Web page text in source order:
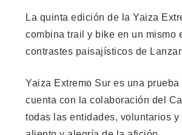
La quinta edición de la Yaiza
combina trail y bike en un mismo
contrastes paisajísticos de
Yaiza Extremo Sur es una
cuenta con la colaboración del
todas las entidades, voluntarios